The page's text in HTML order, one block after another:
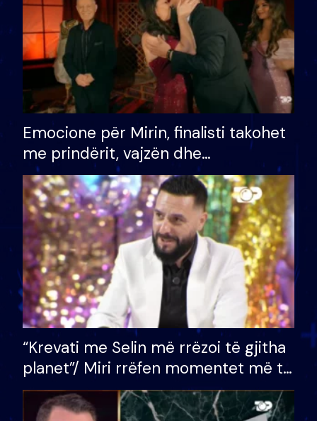
Emocione për Mirin, finalisti takohet
me prindërit, vajzën dhe
bashkëshorten: S’kemi ndonjë letër
divorci apo jo?
“Krevati me Selin më rrëzoi të gjitha
planet”/ Miri rrëfen momentet më të
bukura në shtëpinë e BB VIP: Do më
mungojë zilja e mëngjesit kur…